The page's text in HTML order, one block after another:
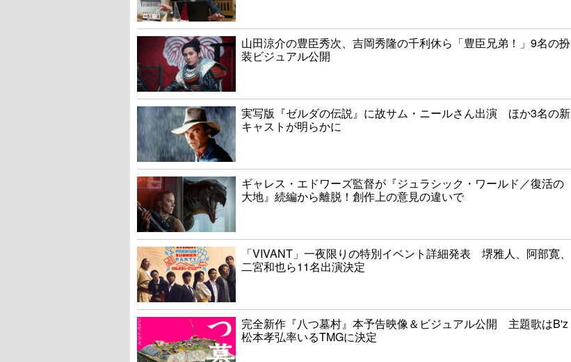
山田涼介の豊臣秀次、吉岡秀隆の千利休ら「豊臣兄弟！」9名の扮
装ビジュアル公開
実写版『ゼルダの伝説』に故サム・ニールさん出演 ほか3名の新
キャストが明らかに
ギャレス・エドワーズ監督が『ジュラシック・ワールド／復活の
大地』続編から離脱！創作上の意見の違いで
「VIVANT」一夜限りの特別イベント詳細発表 堺雅人、阿部寛、
二宮和也ら11名出演決定
完全新作『八つ墓村』本予告映像＆ビジュアル公開 主題歌はB'z
松本孝弘率いるTMGに決定